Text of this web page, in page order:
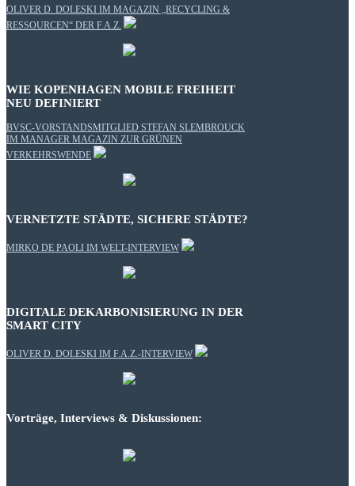
OLIVER D. DOLESKI IM MAGAZIN „RECYCLING &
RESSOURCEN“ DER F.A.Z.
WIE KOPENHAGEN MOBILE FREIHEIT
NEU DEFINIERT
BVSC-VORSTANDSMITGLIED STEFAN SLEMBROUCK
IM MANAGER MAGAZIN ZUR GRÜNEN
VERKEHRSWENDE
VERNETZTE STÄDTE, SICHERE STÄDTE?
MIRKO DE PAOLI IM WELT-INTERVIEW
DIGITALE DEKARBONISIERUNG IN DER
SMART CITY
OLIVER D. DOLESKI IM F.A.Z.-INTERVIEW
Vorträge, Interviews & Diskussionen: